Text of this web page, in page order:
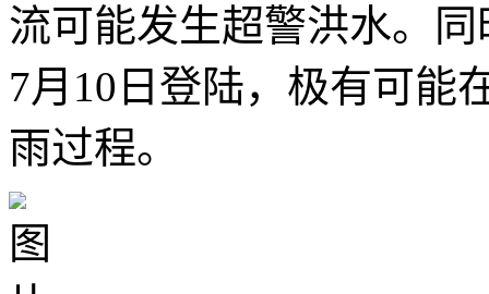
流可能发生超警洪水。
7月10日登陆，极有可能
雨过程。